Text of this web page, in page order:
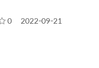
0 2022-09-21